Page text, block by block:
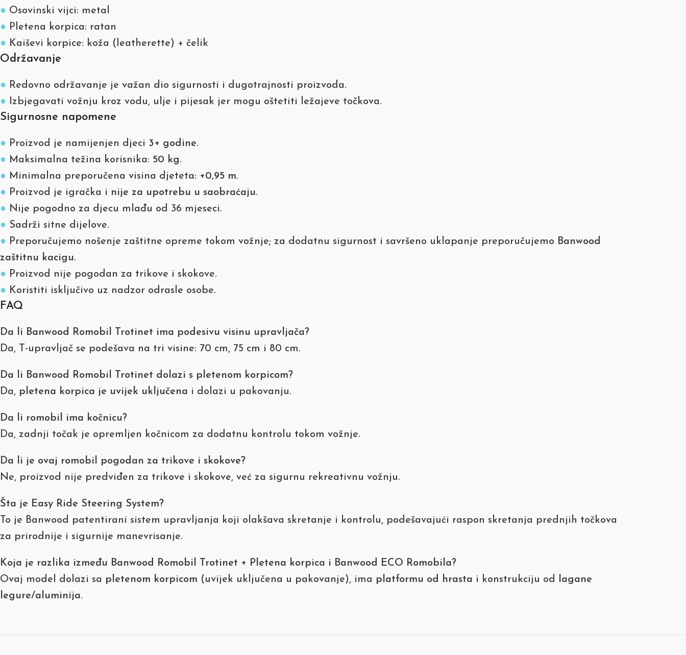
● Osovinski vijci: metal
● Pletena korpica: ratan
● Kaiševi korpice: koža (leatherette) + čelik
Održavanje
● Redovno održavanje je važan dio sigurnosti i dugotrajnosti proizvoda.
● Izbjegavati vožnju kroz vodu, ulje i pijesak jer mogu oštetiti ležajeve točkova.
Sigurnosne napomene
● Proizvod je namijenjen djeci 3+ godine.
● Maksimalna težina korisnika: 50 kg.
● Minimalna preporučena visina djeteta: +0,95 m.
● Proizvod je igračka i nije za upotrebu u saobraćaju.
● Nije pogodno za djecu mlađu od 36 mjeseci.
● Sadrži sitne dijelove.
● Preporučujemo nošenje zaštitne opreme tokom vožnje; za dodatnu sigurnost i savršeno uklapanje preporučujemo Banwood
zaštitnu kacigu.
● Proizvod nije pogodan za trikove i skokove.
● Koristiti isključivo uz nadzor odrasle osobe.
FAQ
Da li Banwood Romobil Trotinet ima podesivu visinu upravljača?
Da, T-upravljač se podešava na tri visine: 70 cm, 75 cm i 80 cm.
Da li Banwood Romobil Trotinet dolazi s pletenom korpicom?
Da, pletena korpica je uvijek uključena i dolazi u pakovanju.
Da li romobil ima kočnicu?
Da, zadnji točak je opremljen kočnicom za dodatnu kontrolu tokom vožnje.
Da li je ovaj romobil pogodan za trikove i skokove?
Ne, proizvod nije predviđen za trikove i skokove, već za sigurnu rekreativnu vožnju.
Šta je Easy Ride Steering System?
To je Banwood patentirani sistem upravljanja koji olakšava skretanje i kontrolu, podešavajući raspon skretanja prednjih točkova
za prirodnije i sigurnije manevrisanje.
Koja je razlika između Banwood Romobil Trotinet + Pletena korpica i Banwood ECO Romobila?
Ovaj model dolazi sa pletenom korpicom (uvijek uključena u pakovanje), ima platformu od hrasta i konstrukciju od lagane
legure/aluminija.